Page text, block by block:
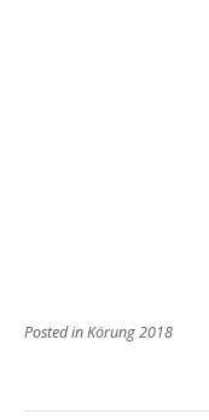
Posted inKörung 2018